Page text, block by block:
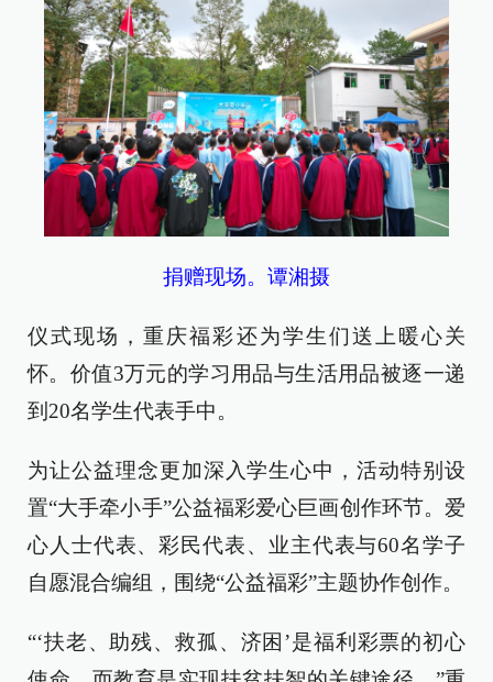
捐赠现场。谭湘摄
仪式现场，重庆福彩还为学生们送上暖心关
怀。价值3万元的学习用品与生活用品被逐一递
到20名学生代表手中。
为让公益理念更加深入学生心中，活动特别设
置“大手牵小手”公益福彩爱心巨画创作环节。爱
心人士代表、彩民代表、业主代表与60名学子
自愿混合编组，围绕“公益福彩”主题协作创作。
“‘扶老、助残、救孤、济困’是福利彩票的初心